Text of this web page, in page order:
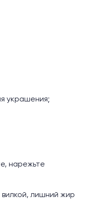
украшения;
нарежьте
лишний жир